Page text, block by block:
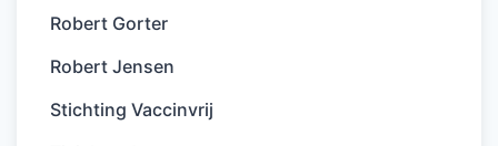
Robert Gorter
Robert Jensen
Stichting Vaccinvrij